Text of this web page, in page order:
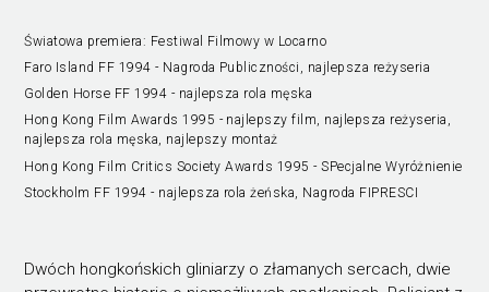
Światowa premiera: Festiwal Filmowy w Locarno
Faro Island FF 1994 - Nagroda Publiczności, najlepsza reżyseria
Golden Horse FF 1994 - najlepsza rola męska
Hong Kong Film Awards 1995 - najlepszy film, najlepsza reżyseria,
najlepsza rola męska, najlepszy montaż
Hong Kong Film Critics Society Awards 1995 - SPecjalne Wyróżnienie
Stockholm FF 1994 - najlepsza rola żeńska, Nagroda FIPRESCI
Dwóch hongkońskich gliniarzy o złamanych sercach, dwie